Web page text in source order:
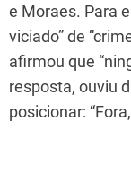
e Moraes. Para
viciado” de
afirmou que
resposta, ouviu
posicionar: